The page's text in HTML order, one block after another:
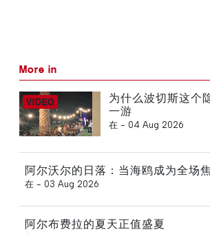
More in
为什么波切斯这个
一游
在 - 04 Aug 2026
阿尔沃尔的日落：当海鸥成为全场
在 - 03 Aug 2026
阿尔布费拉的夏天正值盛夏